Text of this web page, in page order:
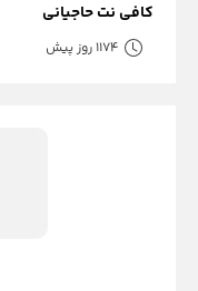
کافی نت حاجیانی
1174 روز پیش